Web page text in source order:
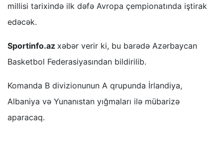
millisi tarixində ilk dəfə Avropa çempionatında iştirak
edəcək.
Sportinfo.az xəbər verir ki, bu barədə Azərbaycan
Basketbol Federasiyasından bildirilib.
Komanda B divizionunun A qrupunda İrlandiya,
Albaniya və Yunanıstan yığmaları ilə mübarizə
aparacaq.